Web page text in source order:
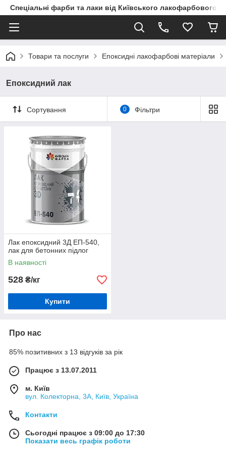
Спеціальні фарби та лаки від Київського
Товари та послуги Епоксидні лакофарбові матеріали
Епоксидний лак
Сортування 0 Фільтри
Лак епоксидний 3Д ЕП-540,
лак для бетонних підлог
В наявності
528 ₴/кг
Купити
Про нас
85% позитивних з 13 відгуків за рік
Працює з 13.07.2011
м. Київ
вул. Колекторна, 3А, Київ, Україна
Контакти
Сьогодні працює з 09:00 до 17:30
Показати весь графік роботи